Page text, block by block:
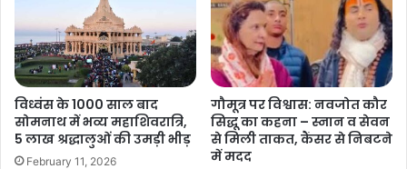
विध्वंस के 1000 साल बाद
सोमनाथ में भव्य महाशिवरात्रि,
5 लाख श्रद्धालुओं की उमड़ी भीड़
February 11, 2026
गौमूत्र पर विश्वास: नवजोत कौर
सिद्धू का कहना – स्नान व सेवन
से मिली ताकत, कैंसर से निबटने
में मदद